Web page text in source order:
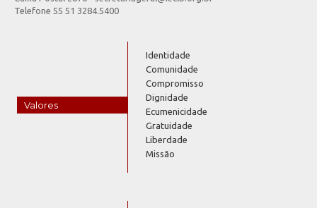
Telefone 55 51 3284.5400
Valores
Identidade
Comunidade
Compromisso
Dignidade
Ecumenicidade
Gratuidade
Liberdade
Missão